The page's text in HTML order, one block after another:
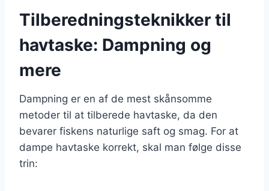
Tilberedningsteknikker til
havtaske: Dampning og
mere
Dampning er en af de mest skånsomme
metoder til at tilberede havtaske, da den
bevarer fiskens naturlige saft og smag. For at
dampe havtaske korrekt, skal man følge disse
trin: